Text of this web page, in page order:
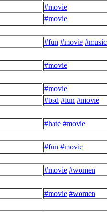
#movie
#movie
#fun #movie #music
#movie
#movie
#bsd #fun #movie
#hate #movie
#fun #movie
#movie #women
#movie #women